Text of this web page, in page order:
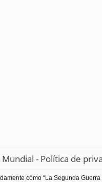
- Política de
cómo “La Segunda Guerra